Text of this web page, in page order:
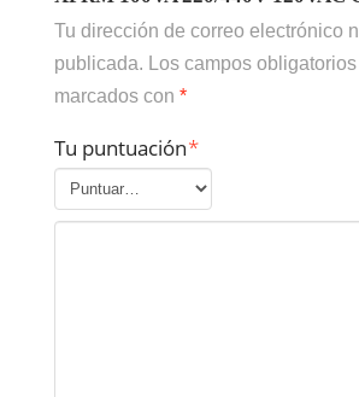
Tu dirección de correo electrónico
publicada.
Los campos
marcados con *
Tu puntuación*